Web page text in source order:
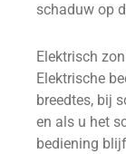
schaduw op
Elektrisch
Elektrische
breedtes, bij
en als u het
bediening